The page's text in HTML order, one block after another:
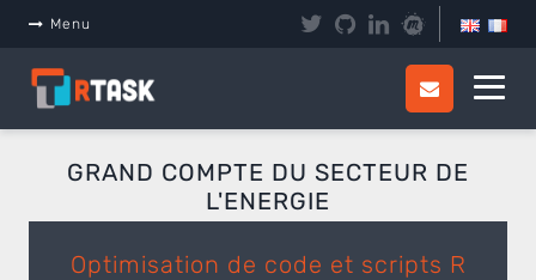
Menu
GRAND COMPTE DU SECTEUR DE
L'ENERGIE
Optimisation de code et scripts R